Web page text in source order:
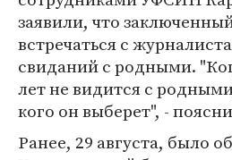
заявили, что
встречаться с
свиданий с родными.
лет не видится с
кого он выберет", -
Ранее, 29 августа, было